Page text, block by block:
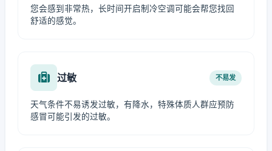
您会感到非常热，长时间开启制冷空调可能会帮您找回
舒适的感觉。
过敏 不易发
天气条件不易诱发过敏，有降水，特殊体质人群应预防
感冒可能引发的过敏。